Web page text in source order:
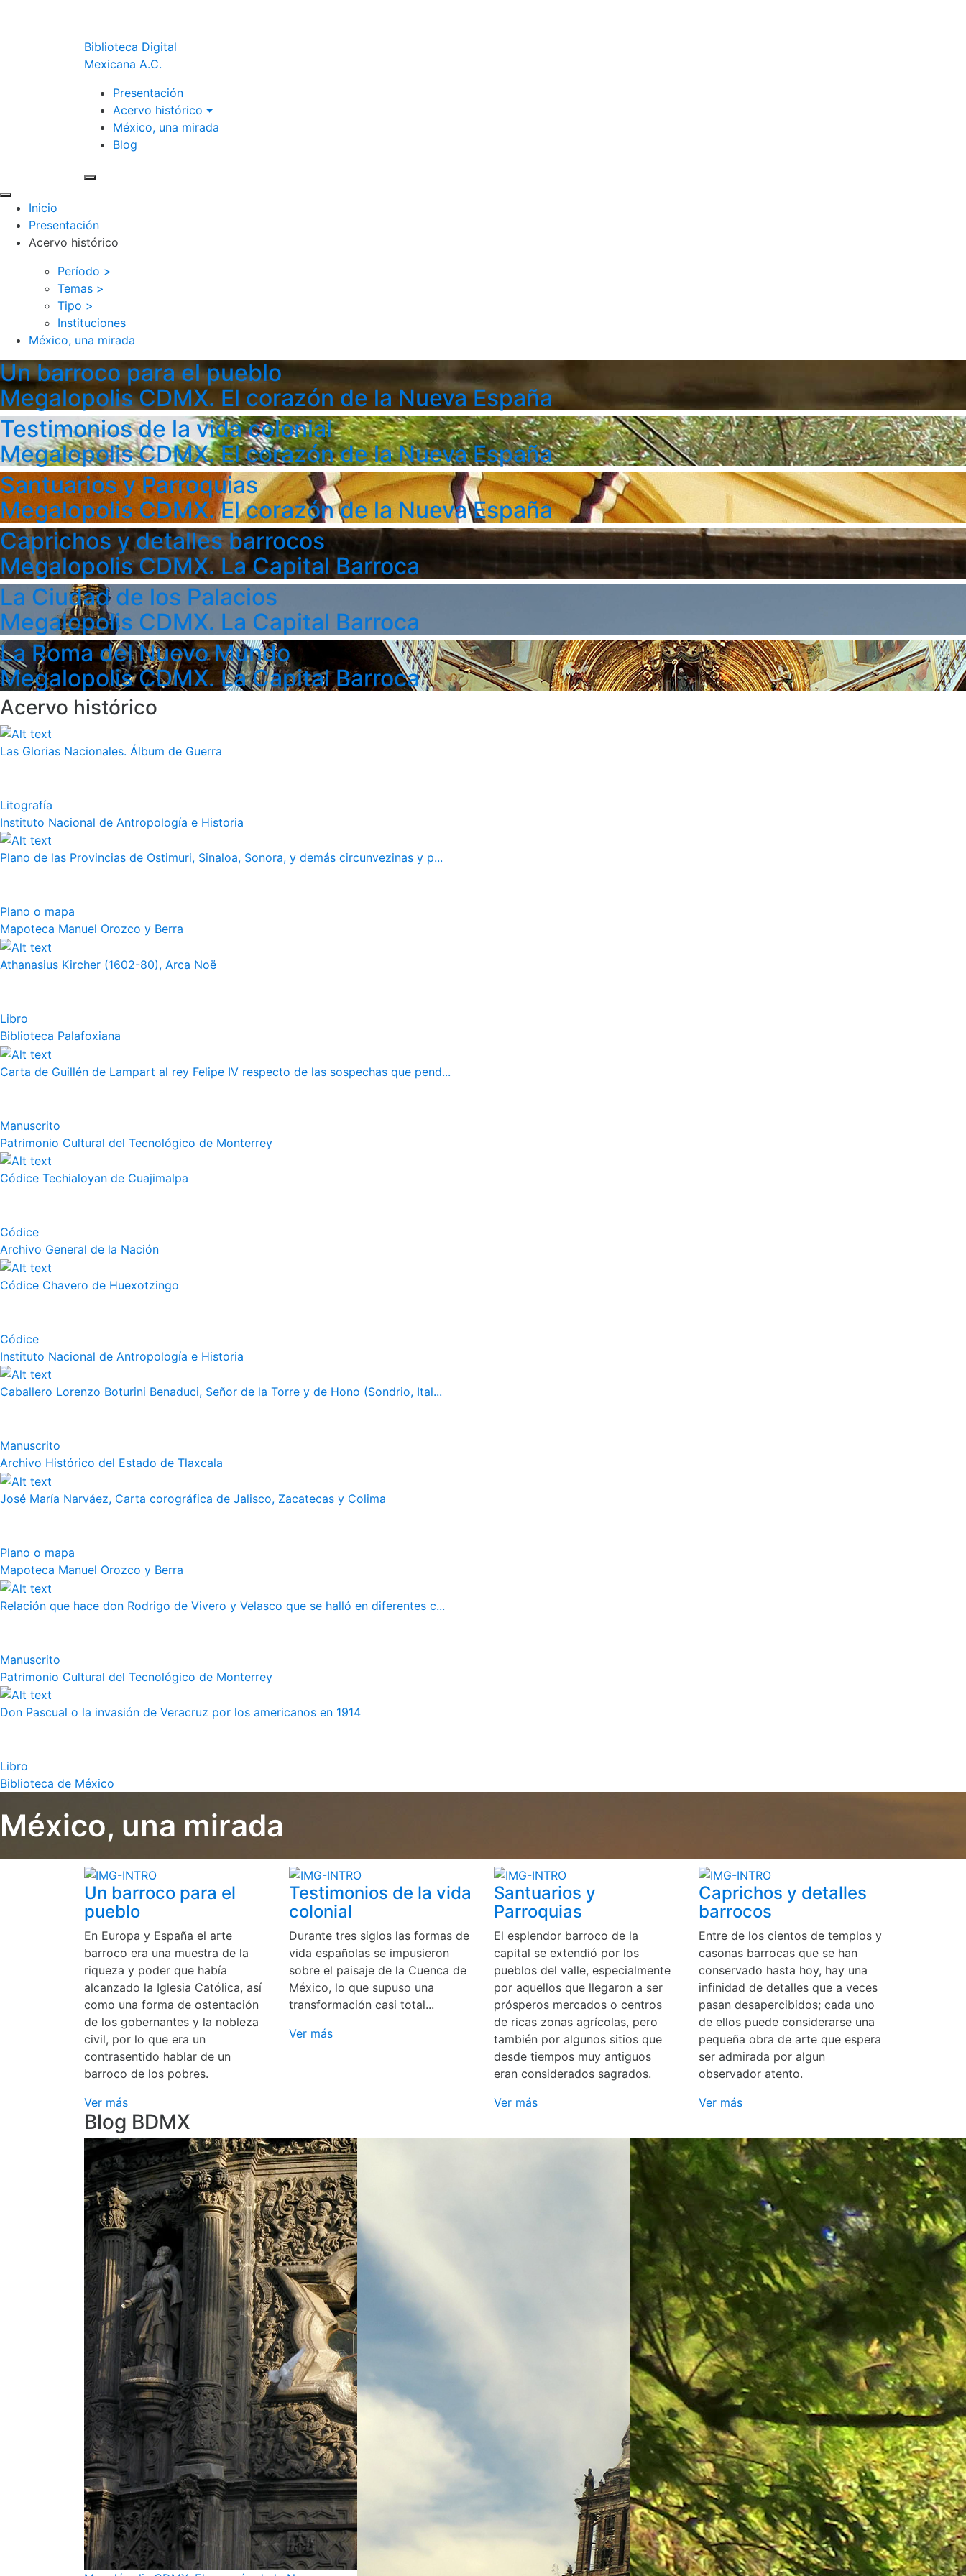
Biblioteca Digital
Mexicana A.C.
Presentación
Acervo histórico
México, una mirada
Blog
Inicio
Presentación
Acervo histórico
Período >
Temas >
Tipo >
Instituciones
México, una mirada
Un barroco para el pueblo
Megalopolis CDMX. El corazón de la Nueva España
Testimonios de la vida colonial
Megalopolis CDMX. El corazón de la Nueva España
Santuarios y Parroquias
Megalopolis CDMX. El corazón de la Nueva España
Caprichos y detalles barrocos
Megalopolis CDMX. La Capital Barroca
La Ciudad de los Palacios
Megalopolis CDMX. La Capital Barroca
La Roma del Nuevo Mundo
Megalopolis CDMX. La Capital Barroca
Acervo histórico
Las Glorias Nacionales. Álbum de Guerra
Litografía
Instituto Nacional de Antropología e Historia
Plano de las Provincias de Ostimuri, Sinaloa, Sonora, y demás circunvezinas y p...
Plano o mapa
Mapoteca Manuel Orozco y Berra
Athanasius Kircher (1602-80), Arca Noë
Libro
Biblioteca Palafoxiana
Carta de Guillén de Lampart al rey Felipe IV respecto de las sospechas que pend...
Manuscrito
Patrimonio Cultural del Tecnológico de Monterrey
Códice Techialoyan de Cuajimalpa
Códice
Archivo General de la Nación
Códice Chavero de Huexotzingo
Códice
Instituto Nacional de Antropología e Historia
Caballero Lorenzo Boturini Benaduci, Señor de la Torre y de Hono (Sondrio, Ital...
Manuscrito
Archivo Histórico del Estado de Tlaxcala
José María Narváez, Carta corográfica de Jalisco, Zacatecas y Colima
Plano o mapa
Mapoteca Manuel Orozco y Berra
Relación que hace don Rodrigo de Vivero y Velasco que se halló en diferentes c...
Manuscrito
Patrimonio Cultural del Tecnológico de Monterrey
Don Pascual o la invasión de Veracruz por los americanos en 1914
Libro
Biblioteca de México
México, una mirada
Un barroco para el
pueblo
En Europa y España el arte
barroco era una muestra de la
riqueza y poder que había
alcanzado la Iglesia Católica, así
como una forma de ostentación
de los gobernantes y la nobleza
civil, por lo que era un
contrasentido hablar de un
barroco de los pobres.
Ver más
Testimonios de la vida
colonial
Durante tres siglos las formas de
vida españolas se impusieron
sobre el paisaje de la Cuenca de
México, lo que supuso una
transformación casi total...
Ver más
Santuarios y
Parroquias
El esplendor barroco de la
capital se extendió por los
pueblos del valle, especialmente
por aquellos que llegaron a ser
prósperos mercados o centros
de ricas zonas agrícolas, pero
también por algunos sitios que
desde tiempos muy antiguos
eran considerados sagrados.
Ver más
Caprichos y detalles
barrocos
Entre de los cientos de templos y
casonas barrocas que se han
conservado hasta hoy, hay una
infinidad de detalles que a veces
pasan desapercibidos; cada uno
de ellos puede considerarse una
pequeña obra de arte que espera
ser admirada por algun
observador atento.
Ver más
Blog BDMX